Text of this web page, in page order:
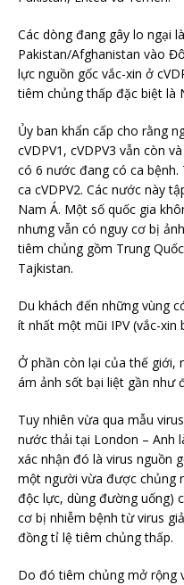
Các dòng đang gây lo ngại
Pakistan/Afghanistan vào
lực nguồn gốc vắc-xin ở
tiêm chủng thấp đặc biệt là
Ủy ban khẩn cấp cho rằng
cVDPV1, cVDPV3 vẫn còn
có 6 nước đang có ca
ca cVDPV2. Các nước này
Nam Á. Một số quốc gia
nhưng vẫn có nguy cơ bị
tiêm chủng gồm Trung
Tajkistan.
Du khách đến những vùng
ít nhất một mũi IPV (vắc-xin
Ở phần còn lại của thế giới,
ám ảnh sốt bại liệt gần như
Tuy nhiên vừa qua mẫu
nước thải tại London – Anh
xác nhận đó là virus nguồn
một người vừa được chủng
độc lực, dùng đường uống)
cơ bị nhiễm bệnh từ virus
đồng tỉ lệ tiêm chủng thấp.
Do đó tiêm chủng mở rộng